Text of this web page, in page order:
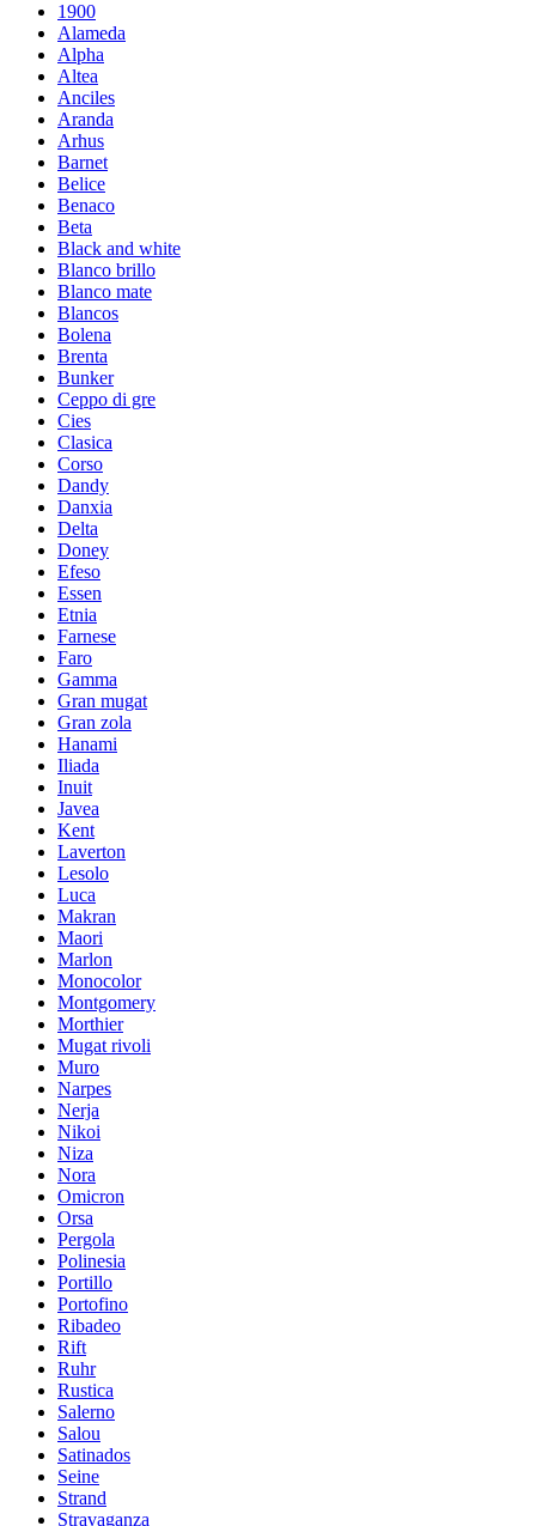
1900
Alameda
Alpha
Altea
Anciles
Aranda
Arhus
Barnet
Belice
Benaco
Beta
Black and white
Blanco brillo
Blanco mate
Blancos
Bolena
Brenta
Bunker
Ceppo di gre
Cies
Clasica
Corso
Dandy
Danxia
Delta
Doney
Efeso
Essen
Etnia
Farnese
Faro
Gamma
Gran mugat
Gran zola
Hanami
Iliada
Inuit
Javea
Kent
Laverton
Lesolo
Luca
Makran
Maori
Marlon
Monocolor
Montgomery
Morthier
Mugat rivoli
Muro
Narpes
Nerja
Nikoi
Niza
Nora
Omicron
Orsa
Pergola
Polinesia
Portillo
Portofino
Ribadeo
Rift
Ruhr
Rustica
Salerno
Salou
Satinados
Seine
Strand
Stravaganza